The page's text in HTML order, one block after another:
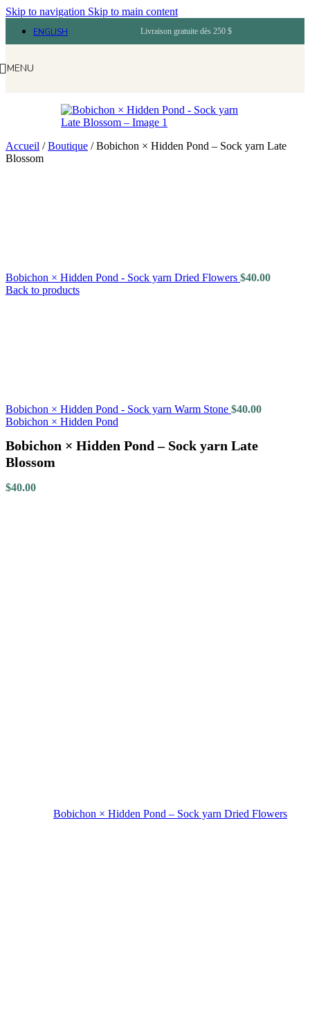
Skip to navigation Skip to main content
ENGLISH Livraison gratuite dès 250 $
MENU
Accueil /Boutique /Bobichon × Hidden Pond – Sock yarn Late
Blossom
Bobichon × Hidden Pond - Sock yarn Dried Flowers $40.00
Back to products
Bobichon × Hidden Pond - Sock yarn Warm Stone $40.00
Bobichon × Hidden Pond
Bobichon × Hidden Pond – Sock yarn Late
Blossom
$40.00
Bobichon × Hidden Pond – Sock yarn Dried Flowers